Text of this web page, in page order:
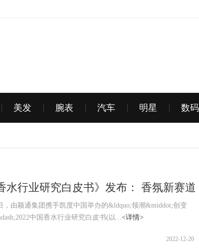
美发 腕表 汽车 明星 数码
水行业研究白皮书》发布： 香氛新赛道
情绪疗愈”成为消费重要关注点
由颖通集团携手凯度中国举办的&ldquo;领潮&middot;创变
中国香水行业研究白皮书(以...<详情>
2022-12-20